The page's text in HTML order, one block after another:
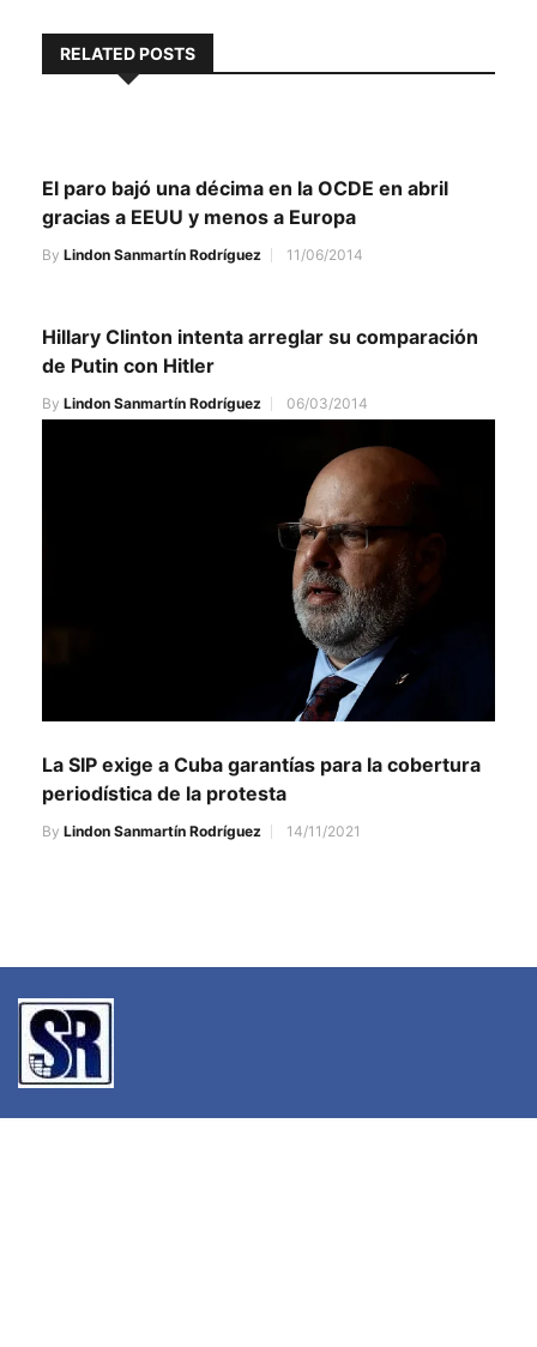
RELATED POSTS
El paro bajó una décima en la OCDE en abril
gracias a EEUU y menos a Europa
By Lindon Sanmartín Rodríguez 11/06/2014
Hillary Clinton intenta arreglar su comparación
de Putin con Hitler
By Lindon Sanmartín Rodríguez 06/03/2014
La SIP exige a Cuba garantías para la cobertura
periodística de la protesta
By Lindon Sanmartín Rodríguez 14/11/2021